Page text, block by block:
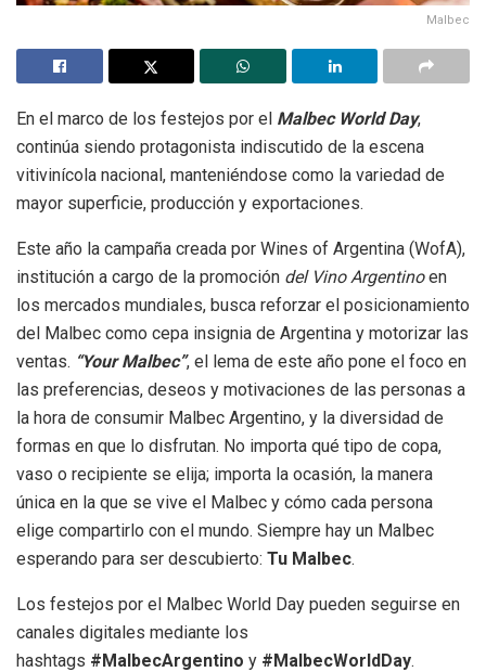
Malbec
En el marco de los festejos por el Malbec World Day,
continúa siendo protagonista indiscutido de la escena
vitivinícola nacional, manteniéndose como la variedad de
mayor superficie, producción y exportaciones.
Este año la campaña creada por Wines of Argentina (WofA),
institución a cargo de la promoción del Vino Argentinoen
los mercados mundiales, busca reforzar el posicionamiento
del Malbec como cepa insignia de Argentina y motorizar las
ventas. “Your Malbec”, el lema de este año pone el foco en
las preferencias, deseos y motivaciones de las personas a
la hora de consumir Malbec Argentino, y la diversidad de
formas en que lo disfrutan. No importa qué tipo de copa,
vaso o recipiente se elija; importa la ocasión, la manera
única en la que se vive el Malbec y cómo cada persona
elige compartirlo con el mundo. Siempre hay un Malbec
esperando para ser descubierto: Tu Malbec.
Los festejos por el Malbec World Day pueden seguirse en
canales digitales mediante los
hashtags #MalbecArgentino y #MalbecWorldDay.